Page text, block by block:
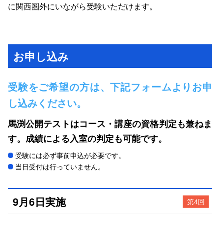
に関西圏外にいながら受験いただけます。
お申し込み
受験をご希望の方は、下記フォームよりお申
し込みください。
馬渕公開テストはコース・講座の資格判定も兼ねま
す。成績による入室の判定も可能です。
受験には必ず事前申込が必要です。
当日受付は行っていません。
9月6日実施 第4回